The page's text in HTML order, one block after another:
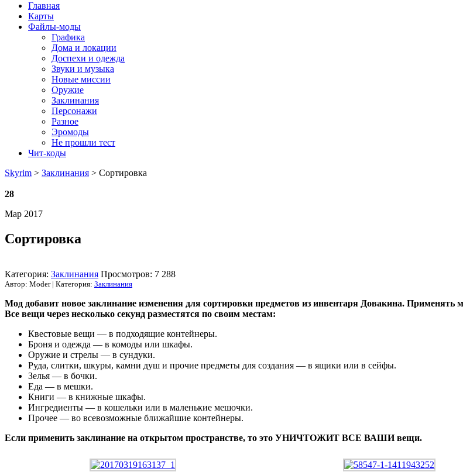
Главная
Карты
Файлы-моды
Графика
Дома и локации
Доспехи и одежда
Звуки и музыка
Новые миссии
Оружие
Заклинания
Персонажи
Разное
Эромоды
Не прошли тест
Чит-коды
Skyrim > Заклинания > Сортировка
28
Мар 2017
Сортировка
Категория: Заклинания Просмотров: 7 288
Автор: Moder | Категория: Заклинания
Мод добавит новое заклинание изменения для сортировки предметов из инвентаря Довакина. Применять
Все вещи через несколько секунд разместятся по своим местам:
Квестовые вещи — в подходящие контейнеры.
Броня и одежда — в комоды или шкафы.
Оружие и стрелы — в сундуки.
Руда, слитки, шкуры, камни душ и прочие предметы для создания — в ящики или в сейфы.
Зелья — в бочки.
Еда — в мешки.
Книги — в книжные шкафы.
Ингредиенты — в кошельки или в маленькие мешочки.
Прочее — во всевозможные ближайшие контейнеры.
Если применить заклинание на открытом пространстве, то это УНИЧТОЖИТ ВСЕ ВАШИ вещи.